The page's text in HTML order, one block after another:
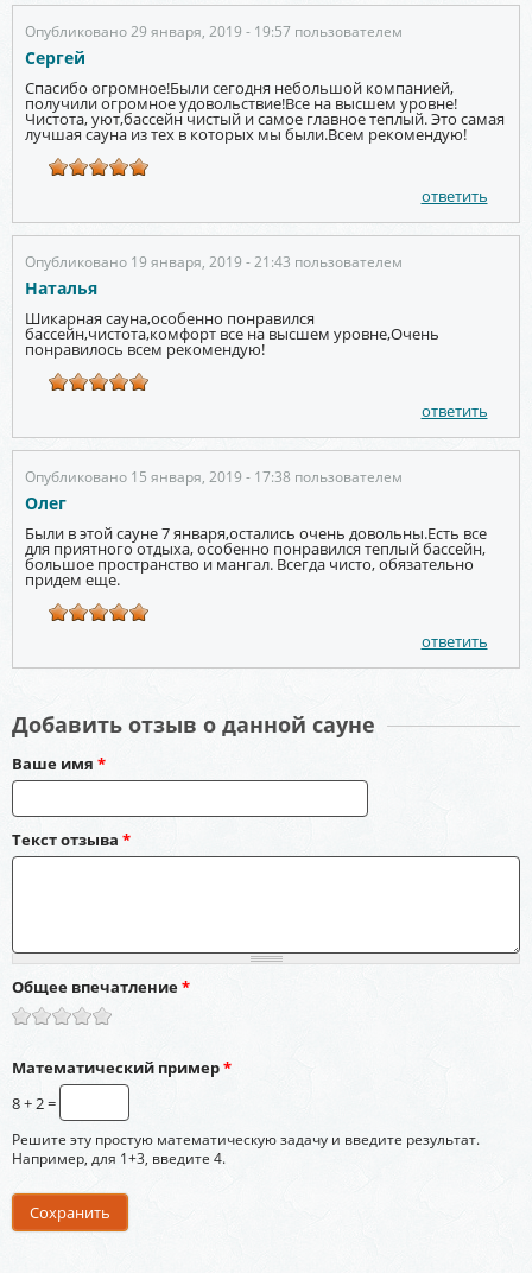
Опубликовано 29 января, 2019 - 19:57 пользователем
Сергей
Спасибо огромное!Были сегодня небольшой компанией,
получили огромное удовольствие!Все на высшем уровне!
Чистота, уют,бассейн чистый и самое главное теплый. Это самая
лучшая сауна из тех в которых мы были.Всем рекомендую!
ответить
Опубликовано 19 января, 2019 - 21:43 пользователем
Наталья
Шикарная сауна,особенно понравился
бассейн,чистота,комфорт все на высшем уровне,Очень
понравилось всем рекомендую!
ответить
Опубликовано 15 января, 2019 - 17:38 пользователем
Олег
Были в этой сауне 7 января,остались очень довольны.Есть все
для приятного отдыха, особенно понравился теплый бассейн,
большое пространство и мангал. Всегда чисто, обязательно
придем еще.
ответить
Добавить отзыв о данной сауне
Ваше имя *
Текст отзыва *
Общее впечатление*
Математический пример*
8 + 2 =
Решите эту простую математическую задачу и введите результат.
Например, для 1+3, введите 4.